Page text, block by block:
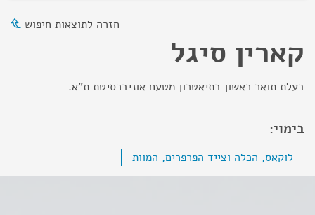
חזרה לתוצאות חיפוש
קארין סיגל
בעלת תואר ראשון בתיאטרון מטעם אוניברסיטת ת"א.
בימוי:
לוקאס, הכלה וצייד הפרפרים, המוות